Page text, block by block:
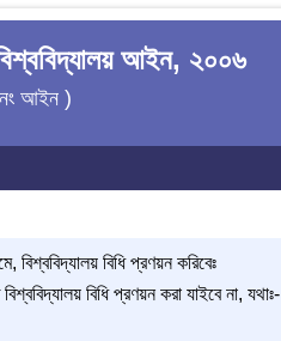
আইন, ২০০৬
আইন )
বিশ্ববিদ্যালয় বিধি প্রণয়ন করিবেঃ
বিধি প্রণয়ন করা যাইবে না, যথাঃ-